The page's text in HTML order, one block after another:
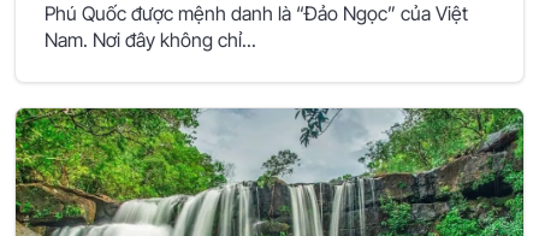
Phú Quốc được mệnh danh là “Đảo Ngọc” của Việt
Nam. Nơi đây không chỉ...